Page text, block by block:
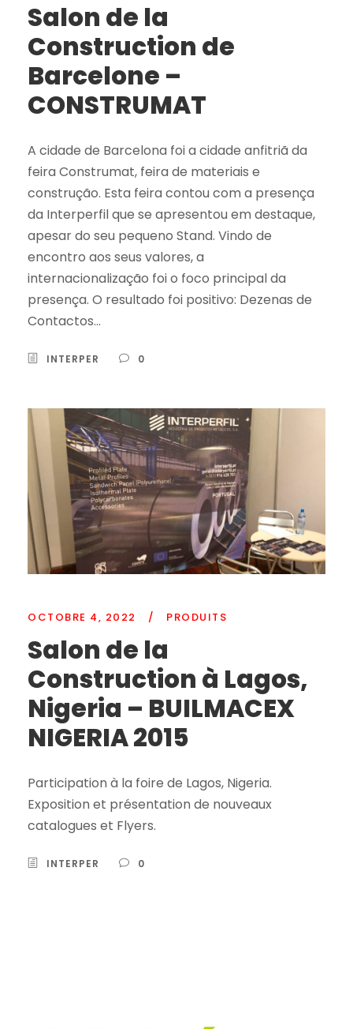
Salon de la
Construction de
Barcelone –
CONSTRUMAT
A cidade de Barcelona foi a cidade anfitriã da
feira Construmat, feira de materiais e
construção. Esta feira contou com a presença
da Interperfil que se apresentou em destaque,
apesar do seu pequeno Stand. Vindo de
encontro aos seus valores, a
internacionalização foi o foco principal da
presença. O resultado foi positivo: Dezenas de
Contactos...
INTERPER 0
OCTOBRE 4, 2022 / PRODUITS
Salon de la
Construction à Lagos,
Nigeria – BUILMACEX
NIGERIA 2015
Participation à la foire de Lagos, Nigeria.
Exposition et présentation de nouveaux
catalogues et Flyers.
INTERPER 0